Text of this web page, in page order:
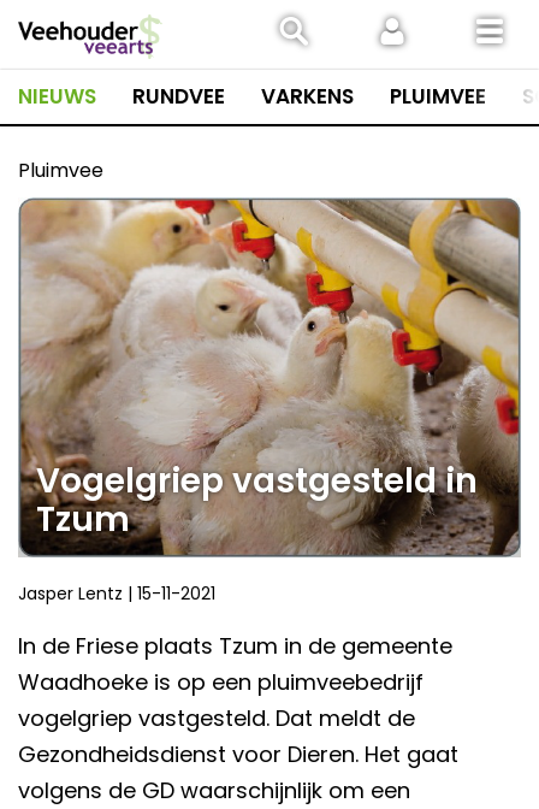
naar
inhoud
NIEUWS RUNDVEE VARKENS PLUIMVEE
Pluimvee
Vogelgriep vastgesteld in
Tzum
Jasper Lentz | 15-11-2021
In de Friese plaats Tzum in de gemeente
Waadhoeke is op een pluimveebedrijf
vogelgriep vastgesteld. Dat meldt de
Gezondheidsdienst voor Dieren. Het gaat
volgens de GD waarschijnlijk om een